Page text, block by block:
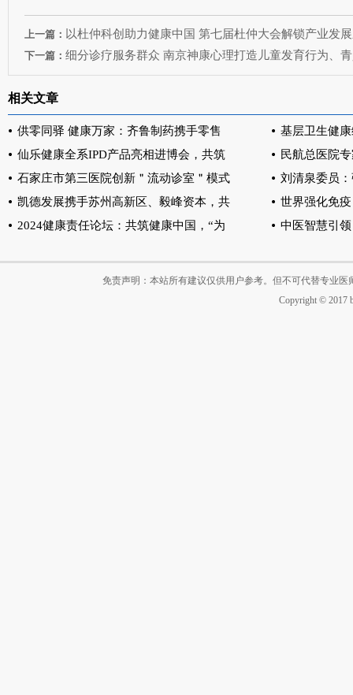
上一篇： 以杜仲科创助力健康中国 第七届杜仲大会解锁产业发
下一篇： 细分诊疗服务群众 南京神康心理打造儿童发育行为、
相关文章
供零同驿 健康万家：齐鲁制药携手零售
基层卫生健
仙乐健康全系IPD产品亮相进博会，共筑
民航总医院
石家庄市第三医院创新＂流动诊室＂模式
刘清泉委员
凯德发展携手苏州高新区、毅峰资本，共
世界强化免
2024健康责任论坛：共筑健康中国，“为
中医智慧引
免责声明：本站所有建议仅供用户参考。但不可代替专业
Copyright © 2017